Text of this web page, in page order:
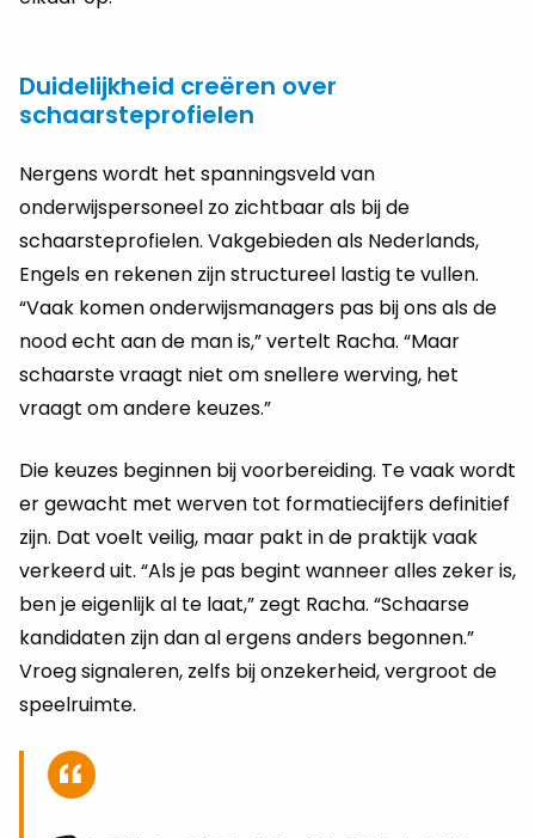
Duidelijkheid creëren over
schaarsteprofielen
Nergens wordt het spanningsveld van
onderwijspersoneel zo zichtbaar als bij de
schaarsteprofielen. Vakgebieden als Nederlands,
Engels en rekenen zijn structureel lastig te vullen.
“Vaak komen onderwijsmanagers pas bij ons als de
nood echt aan de man is,” vertelt Racha. “Maar
schaarste vraagt niet om snellere werving, het
vraagt om andere keuzes.”
Die keuzes beginnen bij voorbereiding. Te vaak wordt
er gewacht met werven tot formatiecijfers definitief
zijn. Dat voelt veilig, maar pakt in de praktijk vaak
verkeerd uit. “Als je pas begint wanneer alles zeker is,
ben je eigenlijk al te laat,” zegt Racha. “Schaarse
kandidaten zijn dan al ergens anders begonnen.”
Vroeg signaleren, zelfs bij onzekerheid, vergroot de
speelruimte.